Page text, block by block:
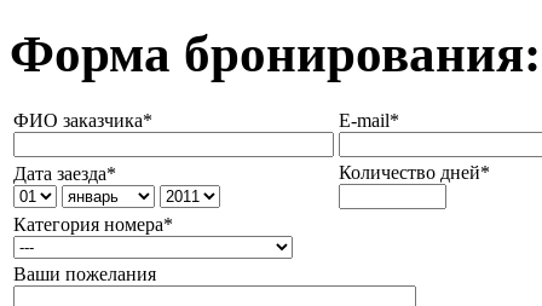
Форма бронирования:
ФИО заказчика* E-mail*
Дата заезда* Количество дней*
Категория номера*
Ваши пожелания